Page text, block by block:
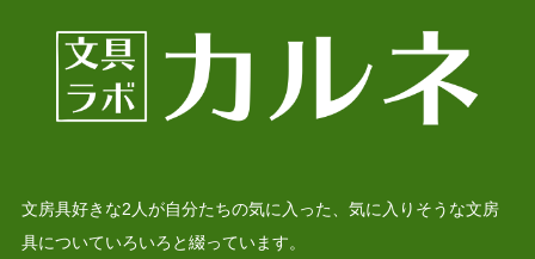
文房具好きな2人が自分たちの気に入った、気に入りそうな文房
具についていろいろと綴っています。